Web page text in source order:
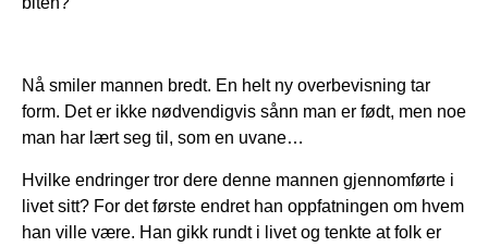
Nå smiler mannen bredt. En helt ny overbevisning tar
form. Det er ikke nødvendigvis sånn man er født, men noe
man har lært seg til, som en uvane…
Hvilke endringer tror dere denne mannen gjennomførte i
livet sitt? For det første endret han oppfatningen om hvem
han ville være. Han gikk rundt i livet og tenkte at folk er